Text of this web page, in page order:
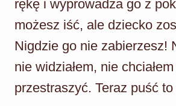
rękę i wyprowadza go z
możesz iść, ale dziecko
Nigdzie go nie zabierzesz!
nie widziałem, nie
przestraszyć. Teraz puść to